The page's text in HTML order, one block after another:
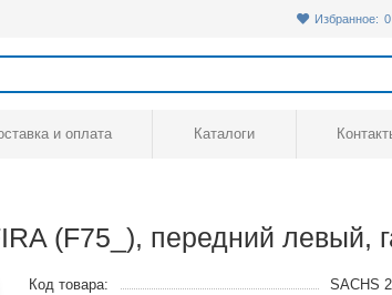
Избранное: 0
и оплата Каталоги
(F75_), передний левый,
Код товара:
SACHS